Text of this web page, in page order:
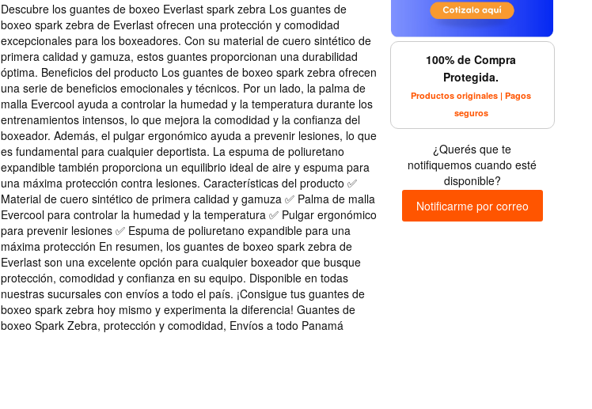
Descubre los guantes de boxeo Everlast spark zebra Los guantes de
boxeo spark zebra de Everlast ofrecen una protección y comodidad
excepcionales para los boxeadores. Con su material de cuero sintético de
primera calidad y gamuza, estos guantes proporcionan una durabilidad
óptima. Beneficios del producto Los guantes de boxeo spark zebra ofrecen
una serie de beneficios emocionales y técnicos. Por un lado, la palma de
malla Evercool ayuda a controlar la humedad y la temperatura durante los
entrenamientos intensos, lo que mejora la comodidad y la confianza del
boxeador. Además, el pulgar ergonómico ayuda a prevenir lesiones, lo que
es fundamental para cualquier deportista. La espuma de poliuretano
expandible también proporciona un equilibrio ideal de aire y espuma para
una máxima protección contra lesiones. Características del producto ✅
Material de cuero sintético de primera calidad y gamuza ✅ Palma de malla
Evercool para controlar la humedad y la temperatura ✅ Pulgar ergonómico
para prevenir lesiones ✅ Espuma de poliuretano expandible para una
máxima protección En resumen, los guantes de boxeo spark zebra de
Everlast son una excelente opción para cualquier boxeador que busque
protección, comodidad y confianza en su equipo. Disponible en todas
nuestras sucursales con envíos a todo el país. ¡Consigue tus guantes de
boxeo spark zebra hoy mismo y experimenta la diferencia! Guantes de
boxeo Spark Zebra, protección y comodidad, Envíos a todo Panamá
100% de Compra
Protegida.
Productos originales | Pagos
seguros
¿Querés que te
notifiquemos cuando esté
disponible?
Notificarme por correo